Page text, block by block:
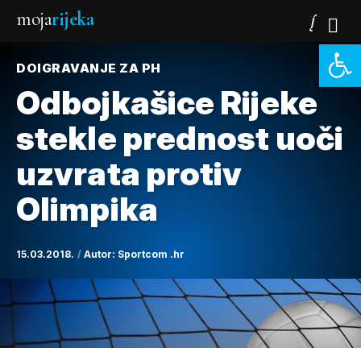
mojarijeka
DOIGRAVANJE ZA PH
Odbojkašice Rijeke
stekle prednost uoči
uzvrata protiv
Olimpika
15.03.2018. Autor: Sportcom .hr